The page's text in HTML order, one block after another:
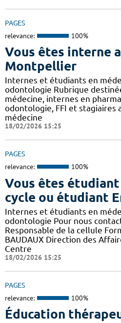
PAGES
relevance: 100%
Vous êtes interne
Montpellier
Internes et étudiants en
odontologie Rubrique
médecine, internes en
odontologie, FFI et stagiaires
médecine
18/02/2026 15:25
PAGES
relevance: 100%
Vous êtes étudiant
cycle ou étudiant
Internes et étudiants en
odontologie Pour nous
Responsable de la cellule
BAUDAUX Direction des
Centre
18/02/2026 15:25
PAGES
relevance: 100%
Éducation